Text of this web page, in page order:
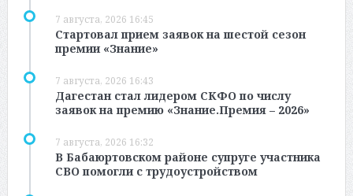
7 августа, 2026 16:45
Стартовал прием заявок на шестой сезон
премии «Знание»
7 августа, 2026 16:43
Дагестан стал лидером СКФО по числу
заявок на премию «Знание.Премия – 2026»
7 августа, 2026 16:32
В Бабаюртовском районе супруге участника
СВО помогли с трудоустройством